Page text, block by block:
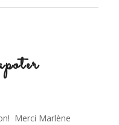
Merci Marlène